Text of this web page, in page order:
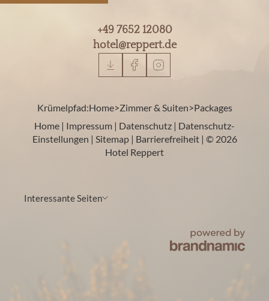
+49 7652 12080
hotel@reppert.de
Krümelpfad:Home>Zimmer & Suiten>Packages
Home | Impressum | Datenschutz | Datenschutz-
Einstellungen | Sitemap | Barrierefreiheit | © 2026
Hotel Reppert
Interessante Seiten